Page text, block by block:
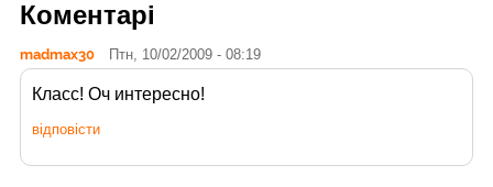
Коментарі
madmax30 Птн, 10/02/2009 - 08:19
Класс! Оч интересно!
відповісти